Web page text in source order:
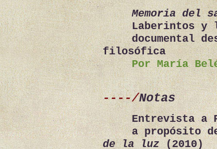
Memoria del
Laberintos y
documental
filosófica
Por María
----/Notas
Entrevista a
a propósito
de la luz(2010)